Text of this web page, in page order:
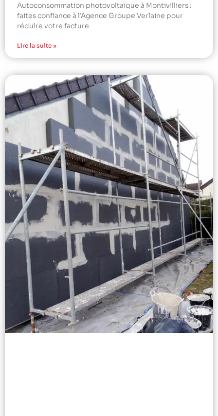
Autoconsommation photovoltaïque à Montivilliers :
faites confiance à l’Agence Groupe Verlaine pour
réduire votre facture
Lire la suite »